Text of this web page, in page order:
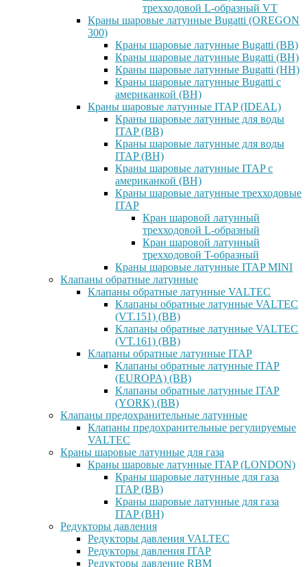
трехходовой L-образный VT
Краны шаровые латунные Bugatti (OREGON
300)
Краны шаровые латунные Bugatti (ВВ)
Краны шаровые латунные Bugatti (ВН)
Краны шаровые латунные Bugatti (НН)
Краны шаровые латунные Bugatti с
американкой (ВН)
Краны шаровые латунные ITAP (IDEAL)
Краны шаровые латунные для воды
ITAP (ВВ)
Краны шаровые латунные для воды
ITAP (ВН)
Краны шаровые латунные ITAP с
американкой (ВН)
Краны шаровые латунные трехходовые
ITAP
Кран шаровой латунный
трехходовой L-образный
Кран шаровой латунный
трехходовой T-образный
Краны шаровые латунные ITAP MINI
Клапаны обратные латунные
Клапаны обратные латунные VALTEC
Клапаны обратные латунные VALTEC
(VT.151) (ВВ)
Клапаны обратные латунные VALTEC
(VT.161) (ВВ)
Клапаны обратные латунные ITAP
Клапаны обратные латунные ITAP
(EUROPA) (ВВ)
Клапаны обратные латунные ITAP
(YORK) (ВВ)
Клапаны предохранительные латунные
Клапаны предохранительные регулируемые
VALTEC
Краны шаровые латунные для газа
Краны шаровые латунные ITAP (LONDON)
Краны шаровые латунные для газа
ITAP (ВВ)
Краны шаровые латунные для газа
ITAP (ВН)
Редукторы давления
Редукторы давления VALTEC
Редукторы давления ITAP
Редукторы давление RBM